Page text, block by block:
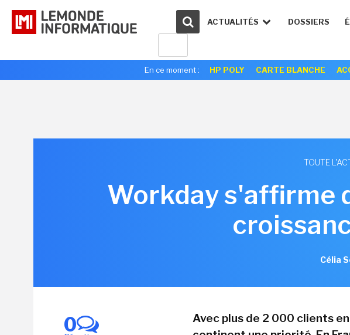
ACTUALITÉS DOSSIERS
En ce moment : HP POLY CARTE BLANCHE
TOUTE
Workday s'affirme
Célia
0
Avec plus de 2 000 clients